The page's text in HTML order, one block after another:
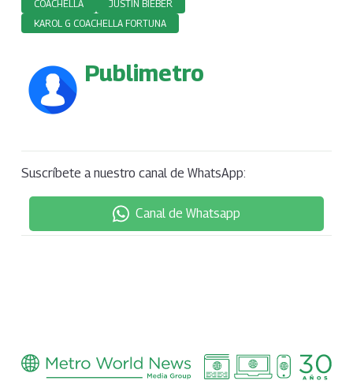
COACHELLA
JUSTIN BIEBER
KAROL G COACHELLA FORTUNA
Publimetro
Suscríbete a nuestro canal de WhatsApp:
Canal de Whatsapp